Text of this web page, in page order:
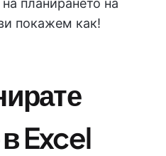
планирането на
покажем как!
Excel